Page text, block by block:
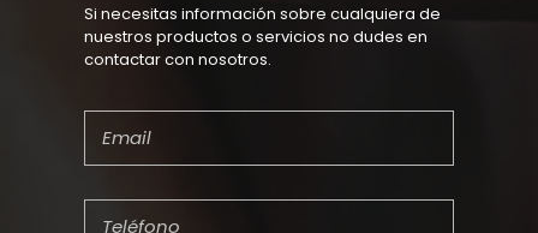
Si necesitas información sobre cualquiera de
nuestros productos o servicios no dudes en
contactar con nosotros.